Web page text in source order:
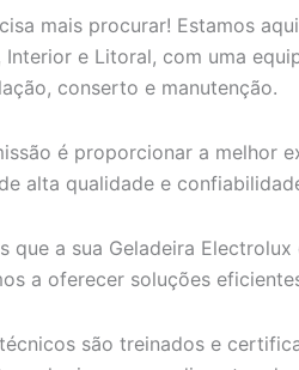
mais procurar! Estamos
Interior e Litoral, com uma
conserto e manutenção.
é proporcionar a melhor
alta qualidade e
que a sua Geladeira
a oferecer soluções
são treinados e